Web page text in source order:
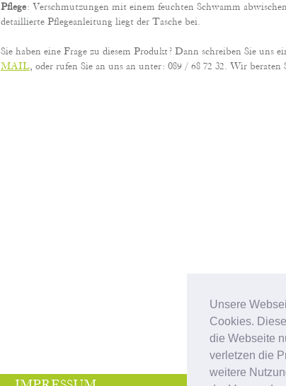
Unsere
Cookies.
die Webseite
verletzen die
weitere
Pflege: Verschmutzungen mit einem feuchten Schwamm
detaillierte Pflegeanleitung liegt der Tasche bei.
Sie haben eine Frage zu diesem Produkt? Dann schreiben Sie uns
MAIL, oder rufen Sie an uns an unter: 089 / 68 72 32. Wir beraten